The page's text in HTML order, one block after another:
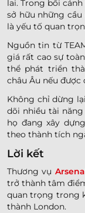
lai. Trong bối
sở hữu những
là yếu tố quan
Nguồn tin từ
giá rất cao sự
thể phát triển
châu Âu nếu
Không chỉ dừng
dõi nhiều tài
họ đang xây
theo thành tích
Lời kết
Thương vụ
trở thành tâm
quan trọng trong
thành London.